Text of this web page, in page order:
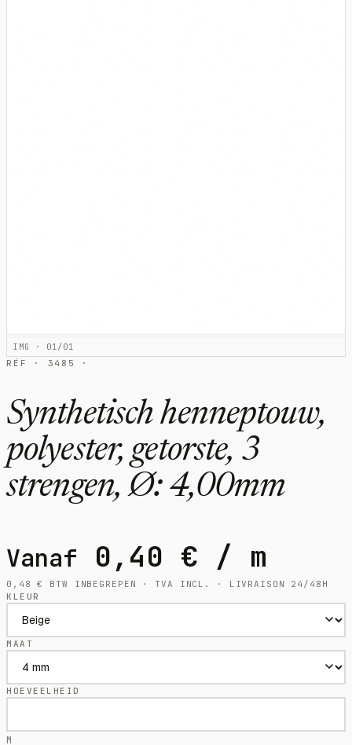
IMG · 01/01
RÉF · 3485 ·
Synthetisch henneptouw,
polyester, getorste, 3
strengen, Ø: 4,00mm
Vanaf 0,40 € / m
0,48€
BTW INBEGREPEN · TVA INCL. · LIVRAISON 24/48H
KLEUR
MAAT
HOEVEELHEID
M